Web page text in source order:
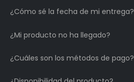
¿Cómo sé la fecha de mi entrega?
¿Mi producto no ha llegado?
¿Cuáles son los métodos de pago?